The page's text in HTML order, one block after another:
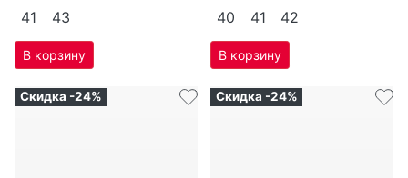
41 43 40 41 42
Скидка -24% Скидка -24%